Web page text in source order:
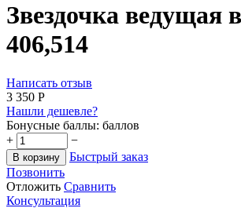
Звездочка ведущая
406,514
Написать отзыв
3 350 Р
Нашли дешевле?
Бонусные баллы: баллов
+
−
В корзину
Быстрый заказ
Позвонить
Отложить Сравнить
Консультация